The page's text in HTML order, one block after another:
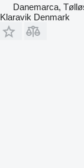
Danemarca,
Klaravik Denmark